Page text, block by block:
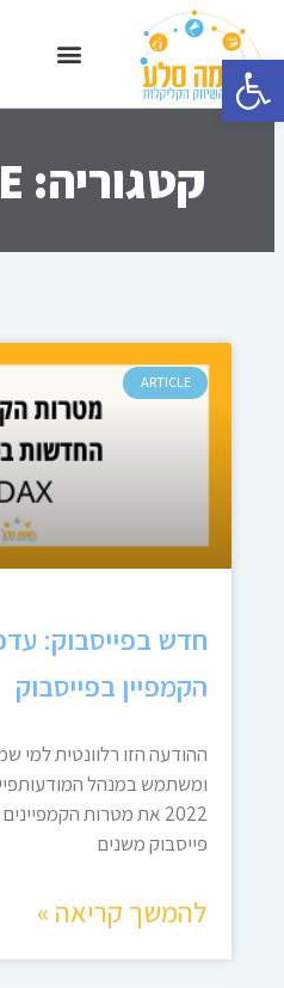
פתח סרגל נגישות
לתוכן
קטגוריה: BOMSITE
ARTICLE
חדש בפייסבוק:
הקמפיין בפייסבוק
ההודעה הזו רלוונטית למי
ומשתמש במנהל
2022 את מטרות
פייסבוק משנים
להמשך קריאה »